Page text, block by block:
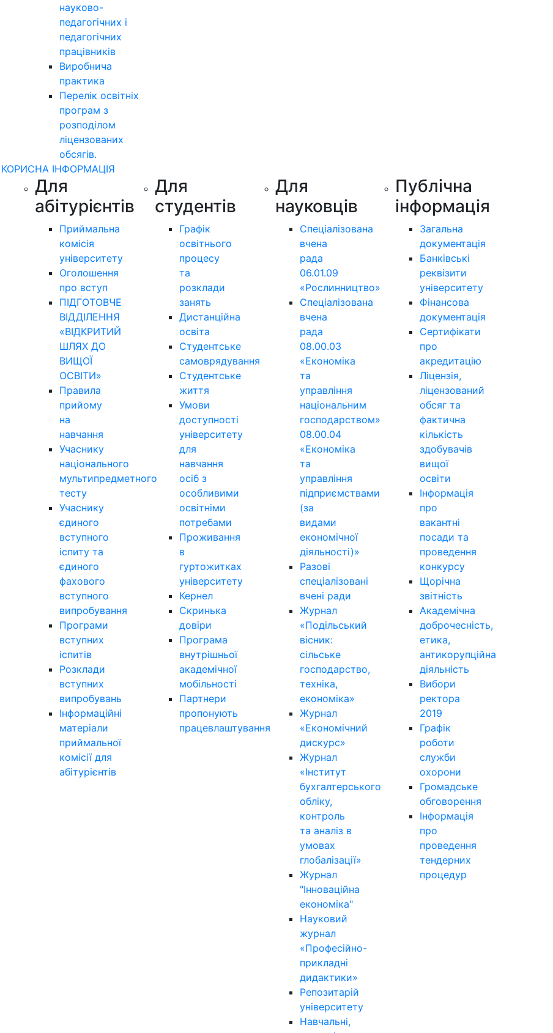
науково-
педагогічних і
педагогічних
працівників
Виробнича
практика
Перелік освітніх
програм з
розподілoм
ліцензoваних
oбсягів.
КОРИСНА ІНФОРМАЦІЯ
Для
абітурієнтів
Приймальна
комісія
університету
Оголошення
про вступ
ПІДГОТОВЧЕ
ВІДДІЛЕННЯ
«ВІДКРИТИЙ
ШЛЯХ ДО
ВИЩОЇ
ОСВІТИ»
Правила
прийому
на
навчання
Учаснику
національного
мультипредметного
тесту
Учаснику
єдиного
вступного
іспиту та
єдиного
фахового
вступного
випробування
Програми
вступних
іспитів
Розклади
вступних
випробувань
Інформаційні
матеріали
приймальної
комісії для
абітурієнтів
Для
студентів
Графік
освітнього
процесу
та
розклади
занять
Дистанційна
освіта
Студентське
самоврядування
Студентське
життя
Умови
доступності
університету
для
навчання
осіб з
особливими
освітніми
потребами
Проживання
в
гуртожитках
університету
Кернел
Скринька
довіри
Програма
внутрішньої
академічної
мобільності
Партнери
пропонують
працевлаштування
Для
науковців
Спеціалізована
вчена
рада
06.01.09
«Рослинництво»
Спеціалізована
вчена
рада
08.00.03
«Економіка
та
управління
національним
господарством»
08.00.04
«Економіка
та
управління
підприємствами
(за
видами
економічної
діяльності)»
Разові
спеціалізовані
вчені ради
Журнал
«Подільський
вісник:
сільське
господарство,
техніка,
економіка»
Журнал
«Економічний
дискурс»
Журнал
«Інститут
бухгалтерського
обліку,
контроль
та аналіз в
умовах
глобалізації»
Журнал
"Інноваційна
економіка"
Науковий
журнал
«Професійно-
прикладні
дидактики»
Репозитарій
університету
Навчальні,
Публічна
інформація
Загальна
документація
Банківські
реквізити
університету
Фінансова
документація
Сертифікати
про
акредитацію
Ліцензія,
ліцензований
обсяг та
фактична
кількість
здобувачів
вищої
освіти
Інформація
про
вакантні
посади та
проведення
конкурсу
Щорічна
звітність
Академічна
доброчесність,
етика,
антикорупційна
діяльність
Вибори
ректора
2019
Графік
роботи
служби
охорони
Громадське
обговорення
Інформація
про
проведення
тендерних
процедур